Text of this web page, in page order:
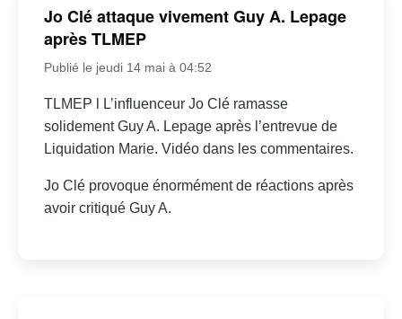
Jo Clé attaque vivement Guy A. Lepage
après TLMEP
Publié le jeudi 14 mai à 04:52
TLMEP l L’influenceur Jo Clé ramasse
solidement Guy A. Lepage après l’entrevue de
Liquidation Marie. Vidéo dans les commentaires.
Jo Clé provoque énormément de réactions après
avoir critiqué Guy A.